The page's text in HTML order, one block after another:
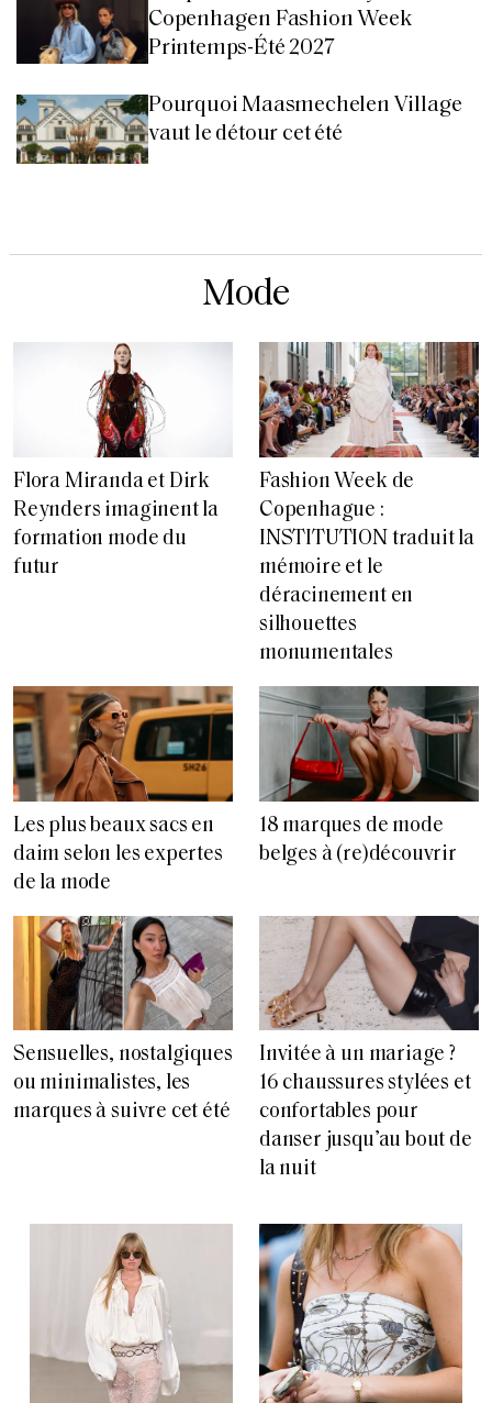
Copenhagen Fashion Week
Printemps-Été 2027
Pourquoi Maasmechelen Village
vaut le détour cet été
Mode
Flora Miranda et Dirk
Reynders imaginent la
formation mode du
futur
Fashion Week de
Copenhague :
INSTITUTION traduit la
mémoire et le
déracinement en
silhouettes
monumentales
Les plus beaux sacs en
daim selon les expertes
de la mode
18 marques de mode
belges à (re)découvrir
Sensuelles, nostalgiques
ou minimalistes, les
marques à suivre cet été
Invitée à un mariage ?
16 chaussures stylées et
confortables pour
danser jusqu’au bout de
la nuit